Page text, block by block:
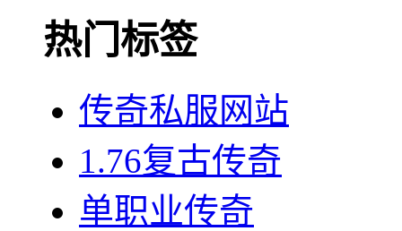
热门标签
传奇私服网站
1.76复古传奇
单职业传奇